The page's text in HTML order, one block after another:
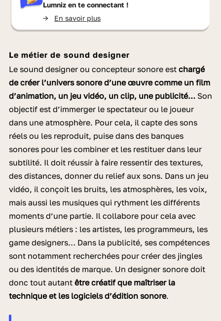
Lumniz en te connectant !
-> En savoir plus
Le métier de sound designer
Le sound designer ou concepteur sonore estchargé
de créer l’univers sonore d’une œuvre comme un film
d’animation, un jeu vidéo, un clip, une publicité…Son
objectif est d’immerger le spectateur ou le joueur
dans une atmosphère. Pour cela, il capte des sons
réels ou les reproduit, puise dans des banques
sonores pour les combiner et les restituer dans leur
subtilité. Il doit réussir à faire ressentir des textures,
des distances, donner du relief aux sons. Dans un jeu
vidéo, il conçoit les bruits, les atmosphères, les voix,
mais aussi les musiques qui rythment les différents
moments d’une partie. Il collabore pour cela avec
plusieurs métiers : les artistes, les programmeurs, les
game designers… Dans la publicité, ses compétences
sont notamment recherchées pour créer des jingles
ou des identités de marque. Un designer sonore doit
donc tout autant être créatif que maîtriser la
technique et les logiciels d’édition sonore.